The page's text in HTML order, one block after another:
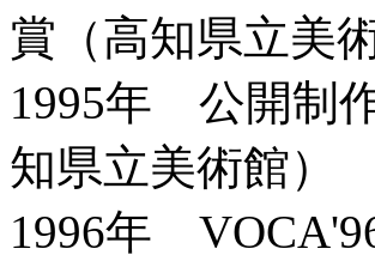
賞（高知県立美術
1995年 公開制
知県立美術館）
1996年